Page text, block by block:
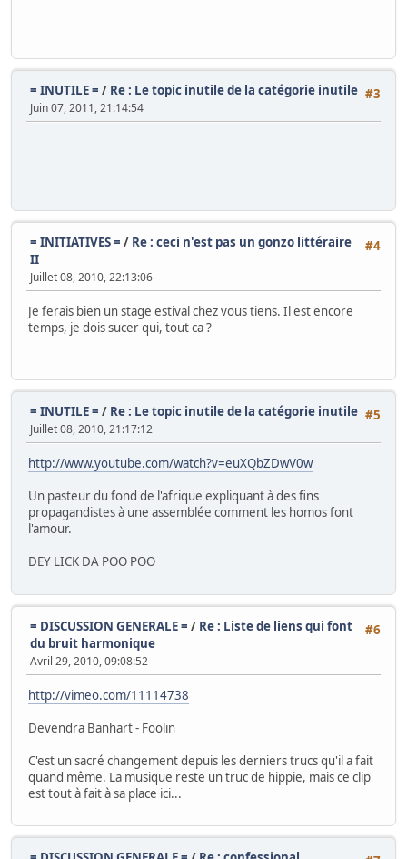
#3
= INUTILE = / Re : Le topic inutile de la catégorie inutile
Juin 07, 2011, 21:14:54
#4
= INITIATIVES = / Re : ceci n'est pas un gonzo littéraire
II
Juillet 08, 2010, 22:13:06
Je ferais bien un stage estival chez vous tiens. Il est encore
temps, je dois sucer qui, tout ca ?
#5
= INUTILE = / Re : Le topic inutile de la catégorie inutile
Juillet 08, 2010, 21:17:12
http://www.youtube.com/watch?v=euXQbZDwV0w
Un pasteur du fond de l'afrique expliquant à des fins
propagandistes à une assemblée comment les homos font
l'amour.
DEY LICK DA POO POO
#6
= DISCUSSION GENERALE = / Re : Liste de liens qui font
du bruit harmonique
Avril 29, 2010, 09:08:52
http://vimeo.com/11114738
Devendra Banhart - Foolin
C'est un sacré changement depuis les derniers trucs qu'il a fait
quand même. La musique reste un truc de hippie, mais ce clip
est tout à fait à sa place ici...